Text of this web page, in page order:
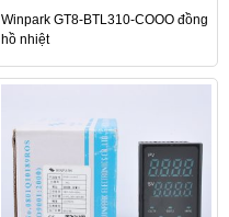
Winpark GT8-BTL310-COOO đồng
hồ nhiệt